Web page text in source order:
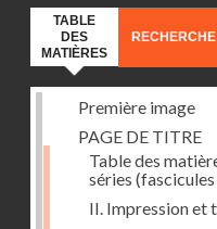
TABLE
DES
MATIÈRES
Première image
PAGE DE TITRE
Table des
séries (fascicules
II. Impression et